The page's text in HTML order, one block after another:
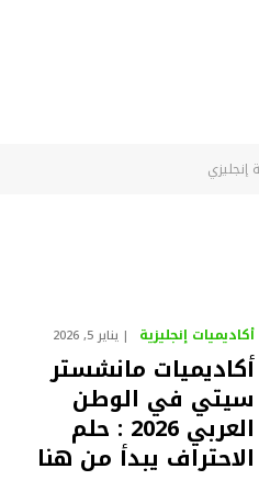
إنجليزي
أكاديميات إنجليزية يناير 5, 2026
أكاديميات مانشستر
سيتي في الوطن
العربي 2026 : حلم
الاحتراف يبدأ من هنا